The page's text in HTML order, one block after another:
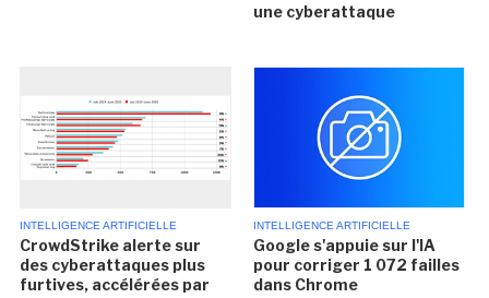
une cyberattaque
INTELLIGENCE ARTIFICIELLE
CrowdStrike alerte sur
des cyberattaques plus
furtives, accélérées par
INTELLIGENCE ARTIFICIELLE
Google s'appuie sur l'IA
pour corriger 1 072 failles
dans Chrome